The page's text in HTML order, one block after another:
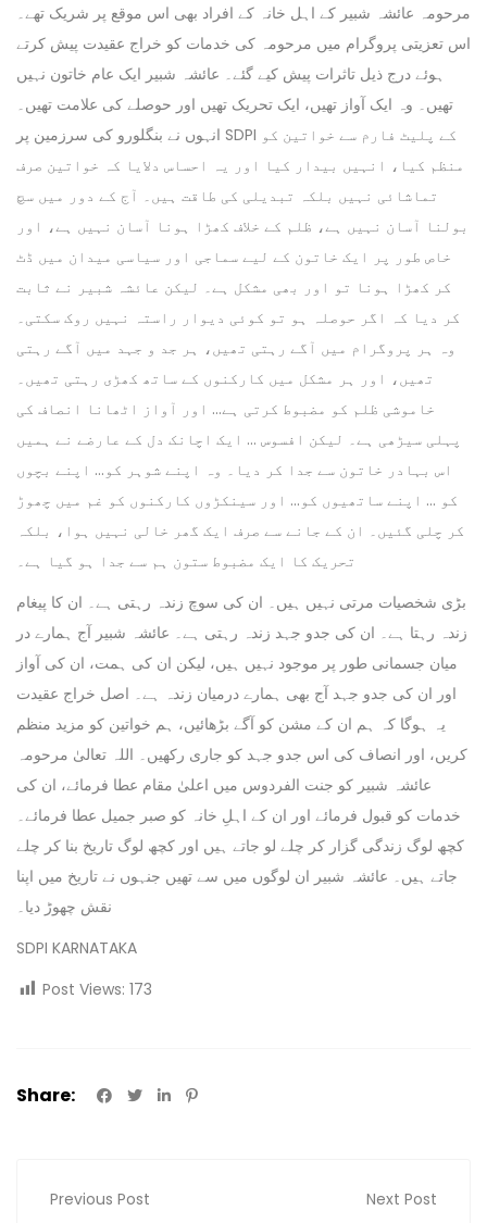
مرحومہ عائشہ شبیر کے اہل خانہ کے افراد بھی اس موقع پر شریک تھے۔
اس تعزیتی پروگرام میں مرحومہ کی خدمات کو خراج عقیدت پیش کرتے
ہوئے درج ذیل تاثرات پیش کیے گئے۔ عائشہ شبیر ایک عام خاتون نہیں
تھیں۔ وہ ایک آواز تھیں، ایک تحریک تھیں اور حوصلے کی علامت تھیں۔
انہوں نے بنگلورو کی سرزمین پر SDPI کے پلیٹ فارم سے خواتین کو
منظم کیا، انہیں بیدار کیا اور یہ احساس دلایا کہ خواتین صرف
تماشائی نہیں بلکہ تبدیلی کی طاقت ہیں۔ آج کے دور میں سچ
بولنا آسان نہیں ہے، ظلم کے خلاف کھڑا ہونا آسان نہیں ہے، اور
خاص طور پر ایک خاتون کے لیے سماجی اور سیاسی میدان میں ڈٹ
کر کھڑا ہونا تو اور بھی مشکل ہے۔ لیکن عائشہ شبیر نے ثابت
کر دیا کہ اگر حوصلہ ہو تو کوئی دیوار راستہ نہیں روک سکتی۔
وہ ہر پروگرام میں آگے رہتی تھیں، ہر جد و جہد میں آگے رہتی
تھیں، اور ہر مشکل میں کارکنوں کے ساتھ کھڑی رہتی تھیں۔
خاموشی ظلم کو مضبوط کرتی ہے… اور آواز اٹھانا انصاف کی
پہلی سیڑھی ہے۔ لیکن افسوس … ایک اچانک دل کے عارضے نے ہمیں
اس بہادر خاتون سے جدا کر دیا۔ وہ اپنے شوہر کو… اپنے بچوں
کو … اپنے ساتھیوں کو… اور سینکڑوں کارکنوں کو غم میں چھوڑ
کر چلی گئیں۔ ان کے جانے سے صرف ایک گھر خالی نہیں ہوا، بلکہ
تحریک کا ایک مضبوط ستون ہم سے جدا ہو گیا ہے۔
بڑی شخصیات مرتی نہیں ہیں۔ ان کی سوچ زندہ رہتی ہے۔ ان کا پیغام
زندہ رہتا ہے۔ ان کی جدو جہد زندہ رہتی ہے۔ عائشہ شبیر آج ہمارے در
میان جسمانی طور پر موجود نہیں ہیں، لیکن ان کی ہمت، ان کی آواز
اور ان کی جدو جہد آج بھی ہمارے درمیان زندہ ہے۔ اصل خراج عقیدت
یہ ہوگا کہ ہم ان کے مشن کو آگے بڑھائیں، ہم خواتین کو مزید منظم
کریں، اور انصاف کی اس جدو جہد کو جاری رکھیں۔ اللہ تعالیٰ مرحومہ
عائشہ شبیر کو جنت الفردوس میں اعلیٰ مقام عطا فرمائے، ان کی
خدمات کو قبول فرمائے اور ان کے اہلِ خانہ کو صبر جمیل عطا فرمائے۔
کچھ لوگ زندگی گزار کر چلے لو جاتے ہیں اور کچھ لوگ تاریخ بنا کر چلے
جاتے ہیں۔ عائشہ شبیر ان لوگوں میں سے تھیں جنہوں نے تاریخ میں اپنا
نقش چھوڑ دیا۔
SDPI KARNATAKA
Post Views: 173
Share:
Previous Post Next Post